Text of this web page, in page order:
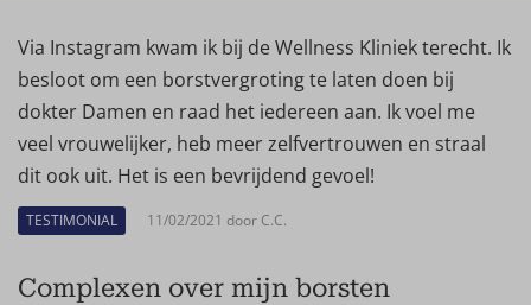
Via Instagram kwam ik bij de Wellness Kliniek terecht. Ik
besloot om een borstvergroting te laten doen bij
dokter Damen en raad het iedereen aan. Ik voel me
veel vrouwelijker, heb meer zelfvertrouwen en straal
dit ook uit. Het is een bevrijdend gevoel!
TESTIMONIAL 11/02/2021 door C.C.
Complexen over mijn borsten